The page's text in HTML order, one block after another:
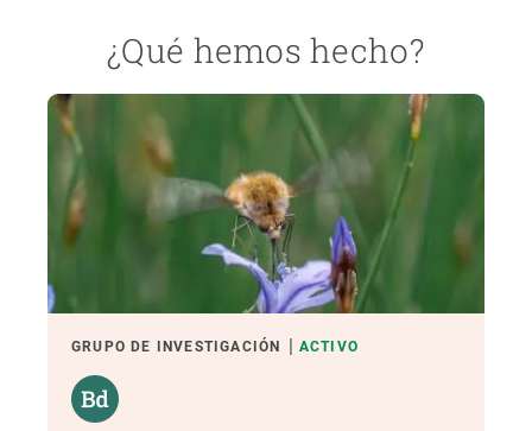
¿Qué hemos hecho?
GRUPO DE INVESTIGACIÓN ACTIVO